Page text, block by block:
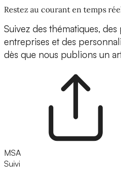
Restez au courant en temps
Suivez des thématiques,
entreprises et des
dès que nous publions un
MSA
Suivi